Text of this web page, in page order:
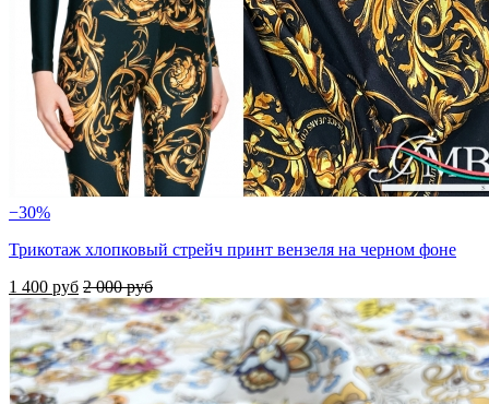
−30%
Трикотаж хлопковый стрейч принт вензеля на черном фоне
1 400 руб 2 000 руб